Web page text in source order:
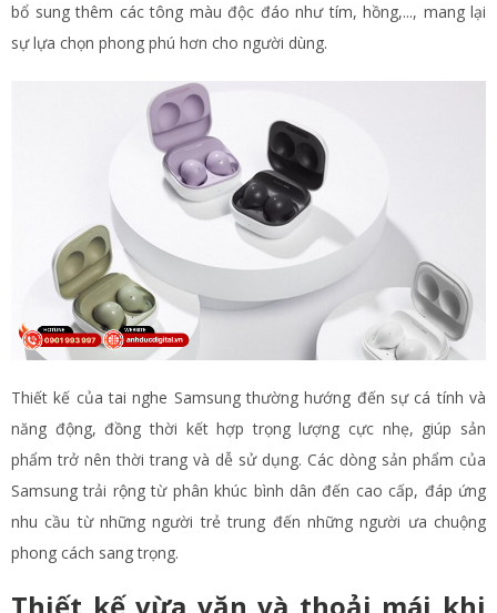
bổ sung thêm các tông màu độc đáo như tím, hồng,..., mang lại
sự lựa chọn phong phú hơn cho người dùng.
Thiết kế của tai nghe Samsung thường hướng đến sự cá tính và
năng động, đồng thời kết hợp trọng lượng cực nhẹ, giúp sản
phẩm trở nên thời trang và dễ sử dụng. Các dòng sản phẩm của
Samsung trải rộng từ phân khúc bình dân đến cao cấp, đáp ứng
nhu cầu từ những người trẻ trung đến những người ưa chuộng
phong cách sang trọng.
Thiết kế vừa vặn và thoải mái khi